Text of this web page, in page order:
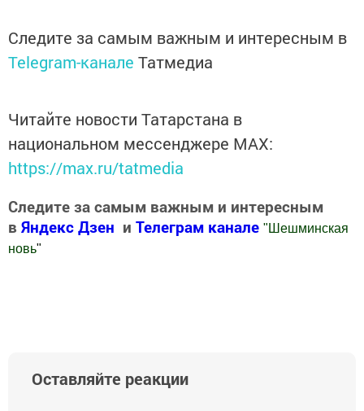
Следите за самым важным и интересным в
Telegram-канале Татмедиа
Читайте новости Татарстана в
национальном мессенджере MАХ:
https://max.ru/tatmedia
Следите за самым важным и интересным
в Яндекс Дзен и Телеграм канале " Шешминская
новь"
Оставляйте реакции